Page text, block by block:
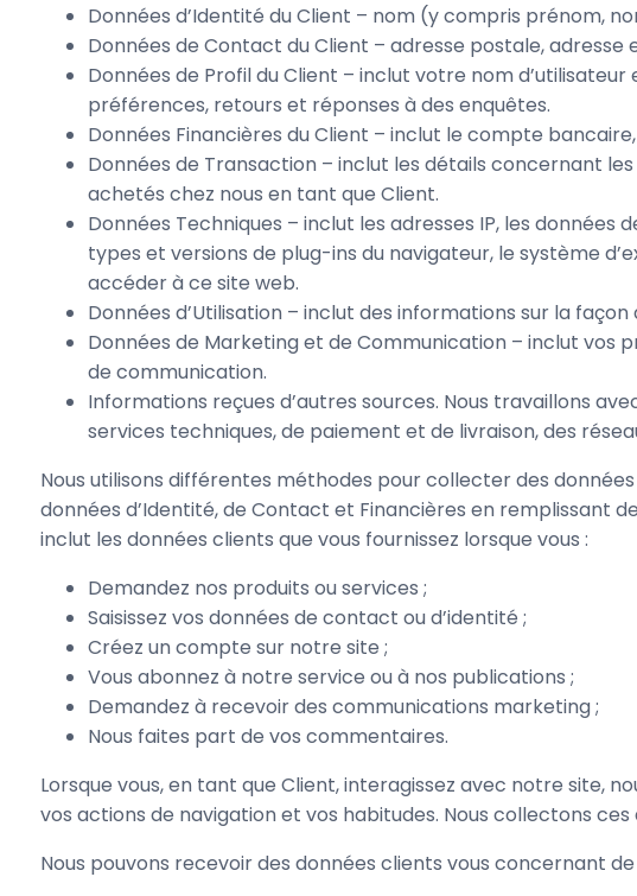
Données d’Identité du Client – nom (y compris prénom,
Données de Contact du Client – adresse postale,
Données de Profil du Client – inclut votre nom
préférences, retours et réponses à des enquêtes.
Données Financières du Client – inclut le compte
Données de Transaction – inclut les détails concernant
achetés chez nous en tant que Client.
Données Techniques – inclut les adresses IP, les
types et versions de plug-ins du navigateur, le système
accéder à ce site web.
Données d’Utilisation – inclut des informations sur la
Données de Marketing et de Communication – inclut
de communication.
Informations reçues d’autres sources. Nous travaillons
services techniques, de paiement et de livraison, des
Nous utilisons différentes méthodes pour collecter des
données d’Identité, de Contact et Financières en remplissant
inclut les données clients que vous fournissez lorsque vous :
Demandez nos produits ou services ;
Saisissez vos données de contact ou d’identité ;
Créez un compte sur notre site ;
Vous abonnez à notre service ou à nos publications ;
Demandez à recevoir des communications marketing ;
Nous faites part de vos commentaires.
Lorsque vous, en tant que Client, interagissez avec notre site,
vos actions de navigation et vos habitudes. Nous collectons
Nous pouvons recevoir des données clients vous concernant